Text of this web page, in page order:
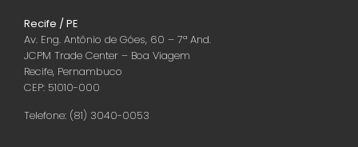
Recife / PE
Av. Eng. Antônio de Góes, 60 – 7ª And.
JCPM Trade Center – Boa Viagem
Recife, Pernambuco
CEP: 51010-000
Telefone: (81) 3040-0053